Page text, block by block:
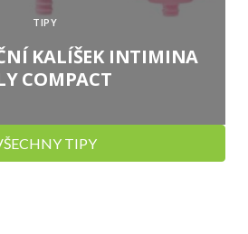
TIPY
KALÍŠEK INTIMINA
COMPACT
TIPY